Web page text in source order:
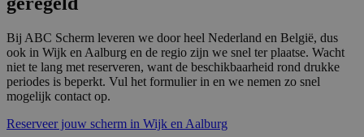
Bij ABC Scherm leveren we door heel Nederland en België, dus
ook in Wijk en Aalburg en de regio zijn we snel ter plaatse. Wacht
niet te lang met reserveren, want de beschikbaarheid rond drukke
periodes is beperkt. Vul het formulier in en we nemen zo snel
mogelijk contact op.
Reserveer jouw scherm in Wijk en Aalburg
CookieScriptConsent
CookieScript
www.abcscherm.nl
4 weken 2
dagen
door